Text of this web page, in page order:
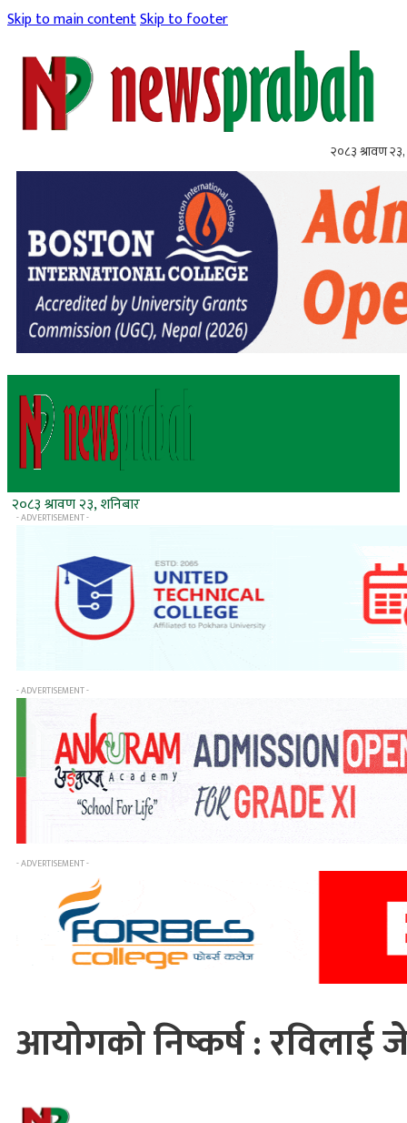
Skip to main contentSkip to footer
२०८३ श्रावण २३,
२०८३ श्रावण २३, शनिबार
- ADVERTISEMENT -
- ADVERTISEMENT -
- ADVERTISEMENT -
आयोगको निष्कर्ष : रविलाई